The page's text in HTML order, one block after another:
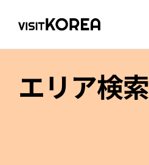
エリア検索